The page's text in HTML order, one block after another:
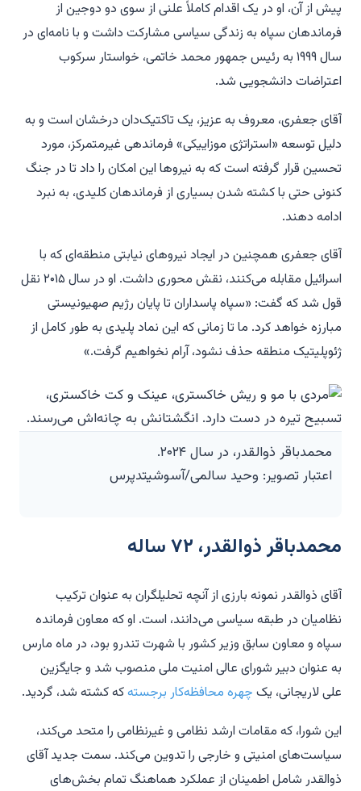
پیش از آن، او در یک اقدام کاملاً علنی از سوی دو دوجین از
فرماندهان سپاه به زندگی سیاسی مشارکت داشت و با نامه‌ای در
سال ۱۹۹۹ به رئیس جمهور محمد خاتمی، خواستار سرکوب
اعتراضات دانشجویی شد.
آقای جعفری، معروف به عزیز، یک تاکتیک‌دان درخشان است و به
دلیل توسعه «استراتژی موزاییکی» فرماندهی غیرمتمرکز، مورد
تحسین قرار گرفته است که به نیروها این امکان را داد تا در جنگ
کنونی حتی با کشته شدن بسیاری از فرماندهان کلیدی، به نبرد
ادامه دهند.
آقای جعفری همچنین در ایجاد نیروهای نیابتی منطقه‌ای که با
اسرائیل مقابله می‌کنند، نقش محوری داشت. او در سال ۲۰۱۵ نقل
قول شد که گفت: «سپاه پاسداران تا پایان رژیم صهیونیستی
مبارزه خواهد کرد. ما تا زمانی که این نماد پلیدی به طور کامل از
ژئوپلیتیک منطقه حذف نشود، آرام نخواهیم گرفت.»
محمدباقر ذوالقدر، در سال ۲۰۲۴.
اعتبار تصویر: وحید سالمی/آسوشیتدپرس
محمدباقر ذوالقدر، ۷۲ ساله
آقای ذوالقدر نمونه بارزی از آنچه تحلیلگران به عنوان ترکیب
نظامیان در طبقه سیاسی می‌دانند، است. او که معاون فرمانده
سپاه و معاون سابق وزیر کشور با شهرت تندرو بود، در ماه مارس
به عنوان دبیر شورای عالی امنیت ملی منصوب شد و جایگزین
علی لاریجانی، یک چهره محافظه‌کار برجستهکه کشته شد، گردید.
این شورا، که مقامات ارشد نظامی و غیرنظامی را متحد می‌کند،
سیاست‌های امنیتی و خارجی را تدوین می‌کند. سمت جدید آقای
ذوالقدر شامل اطمینان از عملکرد هماهنگ تمام بخش‌های